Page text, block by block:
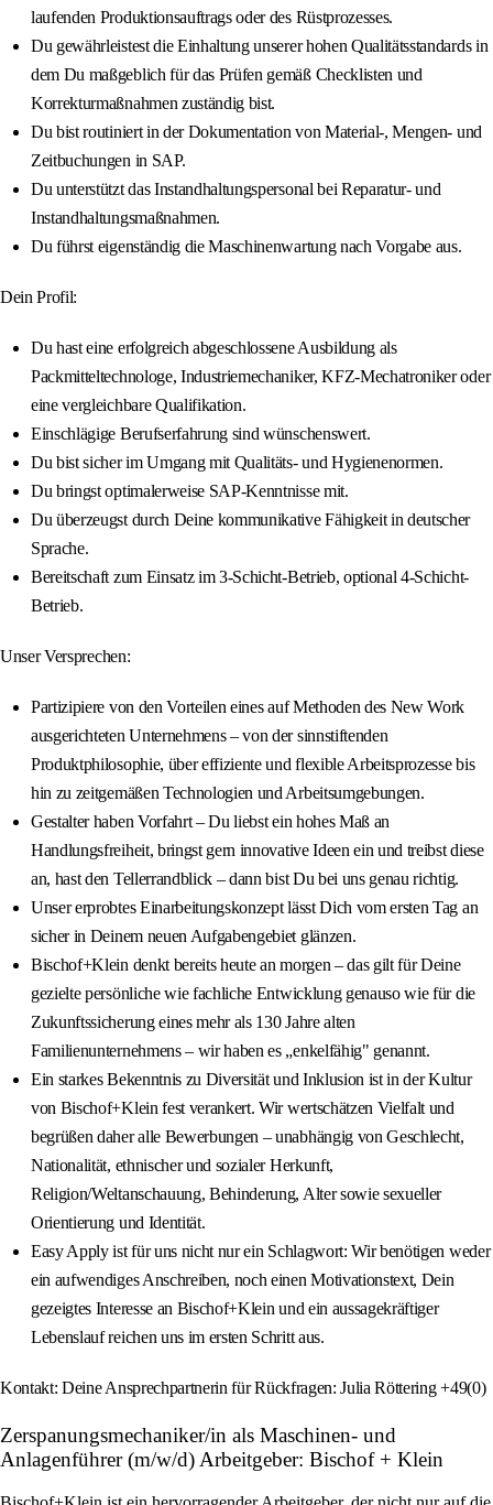
laufenden Produktionsauftrags oder des Rüstprozesses.
Du gewährleistest die Einhaltung unserer hohen Qualitätsstandards in
dem Du maßgeblich für das Prüfen gemäß Checklisten und
Korrekturmaßnahmen zuständig bist.
Du bist routiniert in der Dokumentation von Material-, Mengen- und
Zeitbuchungen in SAP.
Du unterstützt das Instandhaltungspersonal bei Reparatur- und
Instandhaltungsmaßnahmen.
Du führst eigenständig die Maschinenwartung nach Vorgabe aus.
Dein Profil:
Du hast eine erfolgreich abgeschlossene Ausbildung als
Packmitteltechnologe, Industriemechaniker, KFZ-Mechatroniker oder
eine vergleichbare Qualifikation.
Einschlägige Berufserfahrung sind wünschenswert.
Du bist sicher im Umgang mit Qualitäts- und Hygienenormen.
Du bringst optimalerweise SAP-Kenntnisse mit.
Du überzeugst durch Deine kommunikative Fähigkeit in deutscher
Sprache.
Bereitschaft zum Einsatz im 3-Schicht-Betrieb, optional 4-Schicht-
Betrieb.
Unser Versprechen:
Partizipiere von den Vorteilen eines auf Methoden des New Work
ausgerichteten Unternehmens – von der sinnstiftenden
Produktphilosophie, über effiziente und flexible Arbeitsprozesse bis
hin zu zeitgemäßen Technologien und Arbeitsumgebungen.
Gestalter haben Vorfahrt – Du liebst ein hohes Maß an
Handlungsfreiheit, bringst gern innovative Ideen ein und treibst diese
an, hast den Tellerrandblick – dann bist Du bei uns genau richtig.
Unser erprobtes Einarbeitungskonzept lässt Dich vom ersten Tag an
sicher in Deinem neuen Aufgabengebiet glänzen.
Bischof+Klein denkt bereits heute an morgen – das gilt für Deine
gezielte persönliche wie fachliche Entwicklung genauso wie für die
Zukunftssicherung eines mehr als 130 Jahre alten
Familienunternehmens – wir haben es „enkelfähig" genannt.
Ein starkes Bekenntnis zu Diversität und Inklusion ist in der Kultur
von Bischof+Klein fest verankert. Wir wertschätzen Vielfalt und
begrüßen daher alle Bewerbungen – unabhängig von Geschlecht,
Nationalität, ethnischer und sozialer Herkunft,
Religion/Weltanschauung, Behinderung, Alter sowie sexueller
Orientierung und Identität.
Easy Apply ist für uns nicht nur ein Schlagwort: Wir benötigen weder
ein aufwendiges Anschreiben, noch einen Motivationstext, Dein
gezeigtes Interesse an Bischof+Klein und ein aussagekräftiger
Lebenslauf reichen uns im ersten Schritt aus.
Kontakt: Deine Ansprechpartnerin für Rückfragen: Julia Röttering +49(0)
Zerspanungsmechaniker/in als Maschinen- und
Anlagenführer (m/w/d) Arbeitgeber: Bischof + Klein